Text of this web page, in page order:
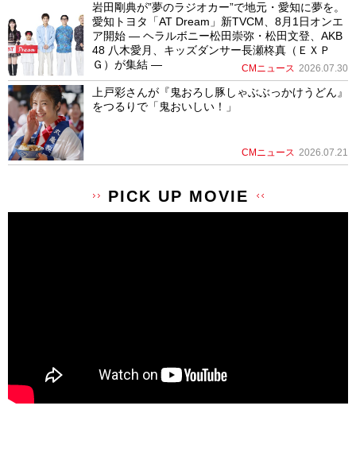
岩田剛典が”夢のラジオカー”で地元・愛知に夢を。
愛知トヨタ「AT Dream」新TVCM、8月1日オンエ
ア開始 ― ヘラルボニー松田崇弥・松田文登、AKB
48 八木愛月、キッズダンサー長瀬柊真（ＥＸＰ
Ｇ）が集結 ―
CMニュース 2026.07.30
上戸彩さんが『鬼おろし豚しゃぶぶっかけうどん』
をつるりで「鬼おいしい！」
CMニュース 2026.07.21
PICK UP MOVIE